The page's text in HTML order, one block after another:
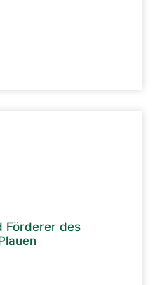
Förderer des